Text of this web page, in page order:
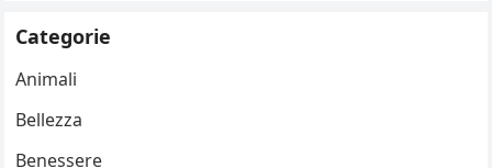
Categorie
Animali
Bellezza
Benessere